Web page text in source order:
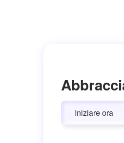
Iniziare ora